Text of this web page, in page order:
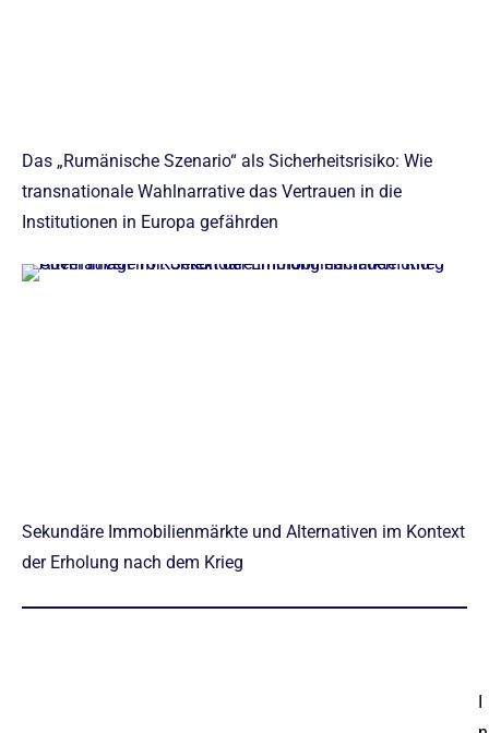
Das „Rumänische Szenario“ als Sicherheitsrisiko: Wie
transnationale Wahlnarrative das Vertrauen in die
Institutionen in Europa gefährden
Sekundäre Immobilienmärkte und Alternativen im Kontext
der Erholung nach dem Krieg
I